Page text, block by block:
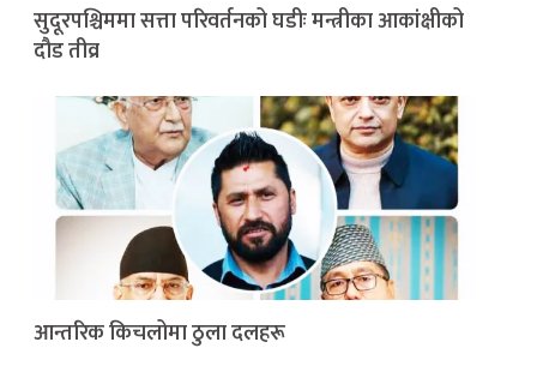
सुदूरपश्चिममा सत्ता परिवर्तनको घडीः मन्त्रीका आकांक्षीको
दौड तीव्र
आन्तरिक किचलोमा ठुला दलहरू